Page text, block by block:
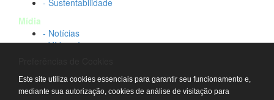
- Sustentabilidade
Mídia
- Notícias
- Vídeos Institucionais
Contato
- Fale conosco
Este site utiliza cookies essenciais para garantir seu funcionamento e,
mediante sua autorização, cookies de análise de visitação para